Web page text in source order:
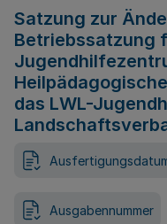
Satzung zur
Betriebssatzung
das LWL-
Ausgabennummer